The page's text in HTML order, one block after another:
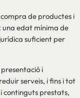
de productes i
edat mínima de
suficient per
i
serveis, i fins i tot
continguts prestats,